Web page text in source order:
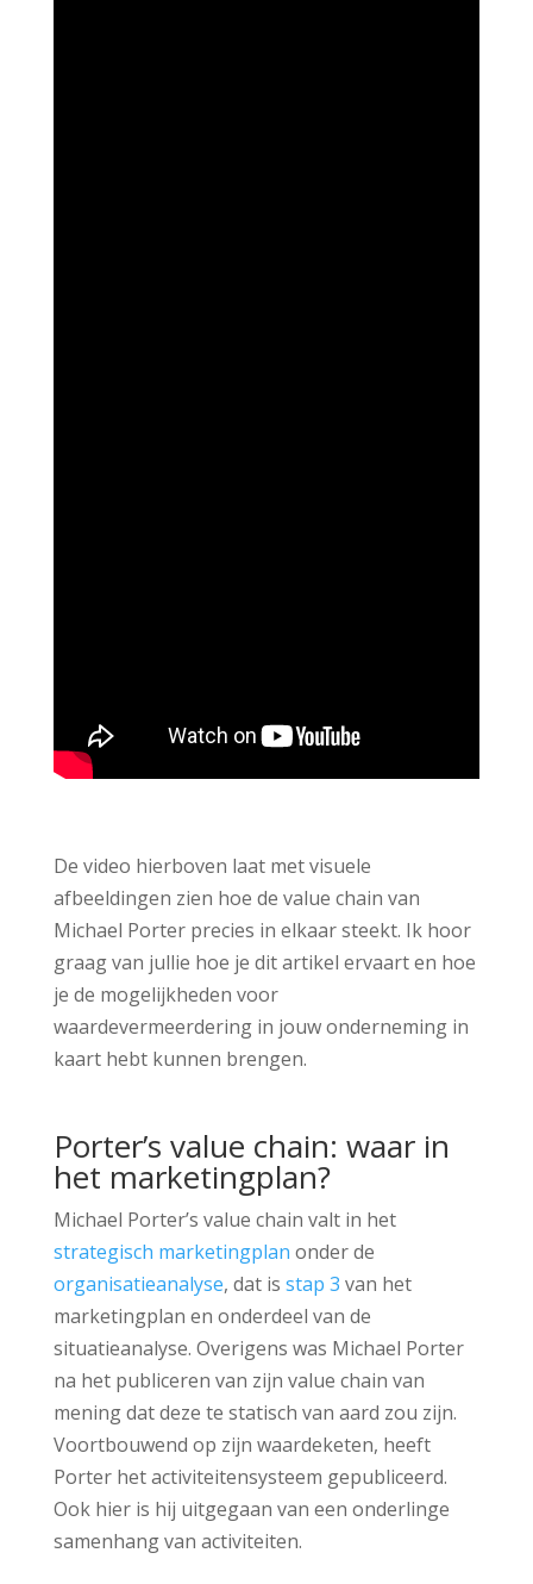
De video hierboven laat met visuele
afbeeldingen zien hoe de value chain van
Michael Porter precies in elkaar steekt. Ik hoor
graag van jullie hoe je dit artikel ervaart en hoe
je de mogelijkheden voor
waardevermeerdering in jouw onderneming in
kaart hebt kunnen brengen.
Porter’s value chain: waar in
het marketingplan?
Michael Porter’s value chain valt in het
strategisch marketingplan onder de
organisatieanalyse, dat is stap 3 van het
marketingplan en onderdeel van de
situatieanalyse. Overigens was Michael Porter
na het publiceren van zijn value chain van
mening dat deze te statisch van aard zou zijn.
Voortbouwend op zijn waardeketen, heeft
Porter het activiteitensysteem gepubliceerd.
Ook hier is hij uitgegaan van een onderlinge
samenhang van activiteiten.